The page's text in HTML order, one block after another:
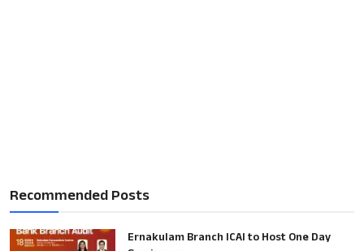
Recommended Posts
Ernakulam Branch ICAI to Host One Day